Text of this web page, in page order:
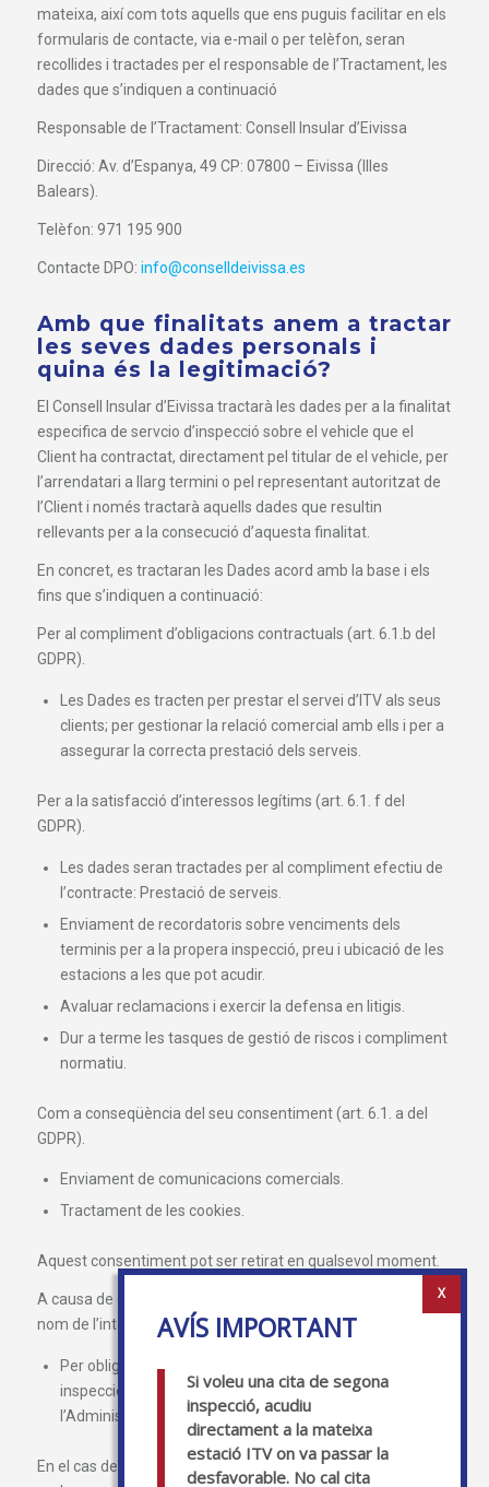
mateixa, així com tots aquells que ens puguis facilitar en els
formularis de contacte, via e-mail o per telèfon, seran
recollides i tractades per el responsable de l’Tractament, les
dades que s’indiquen a continuació
Responsable de l’Tractament: Consell Insular d’Eivissa
Direcció: Av. d’Espanya, 49 CP: 07800 – Eivissa (Illes
Balears).
Telèfon: 971 195 900
Contacte DPO: info@conselldeivissa.es
Amb que finalitats anem a tractar
les seves dades personals i
quina és la legitimació?
El Consell Insular d’Eivissa tractarà les dades per a la finalitat
especifica de servcio d’inspecció sobre el vehicle que el
Client ha contractat, directament pel titular de el vehicle, per
l’arrendatari a llarg termini o pel representant autoritzat de
l’Client i només tractarà aquells dades que resultin
rellevants per a la consecució d’aquesta finalitat.
En concret, es tractaran les Dades acord amb la base i els
fins que s’indiquen a continuació:
Per al compliment d’obligacions contractuals (art. 6.1.b del
GDPR).
Les Dades es tracten per prestar el servei d’ITV als seus
clients; per gestionar la relació comercial amb ells i per a
assegurar la correcta prestació dels serveis.
Per a la satisfacció d’interessos legítims (art. 6.1. f del
GDPR).
Les dades seran tractades per al compliment efectiu de
l’contracte: Prestació de serveis.
Enviament de recordatoris sobre venciments dels
terminis per a la propera inspecció, preu i ubicació de les
estacions a les que pot acudir.
Avaluar reclamacions i exercir la defensa en litigis.
Dur a terme les tasques de gestió de riscos i compliment
normatiu.
Com a conseqüència del seu consentiment (art. 6.1. a del
GDPR).
Enviament de comunicacions comercials.
Tractament de les cookies.
Aquest consentiment pot ser retirat en qualsevol moment.
A causa de disposicions legals (art. 6.1.c de l’GDPR) o en
nom de l’interès públic (art. 6.1.e de l’GDPR).
Per obligacions legals comunicarem el resultat de la
inspecció a la Direcció General de Trànsit o a
l’Administració corresponent.
En el cas de no poder recollir aquestes dades personals, no
Si voleu una cita de segona
inspecció, acudiu
directament a la mateixa
estació ITV on va passar la
desfavorable. No cal cita